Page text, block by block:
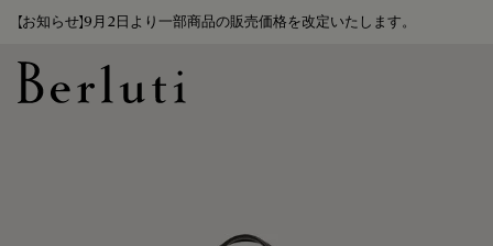
【お知らせ】9月2日より一部商品の販売価格を改定いたします。